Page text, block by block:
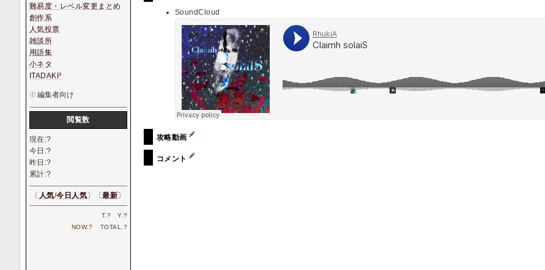
SoundCloud
攻略動画
コメント
難易度・レベル変更まとめ
創作系
人気投票
雑談所
用語集
小ネタ
ITADAKI³
編集者向け
閲覧数
現在:?
今日:?
昨日:?
累計:?
〔 人気/今日人気〕〔最新〕
T. ? Y. ?
NOW.? TOTAL. ?